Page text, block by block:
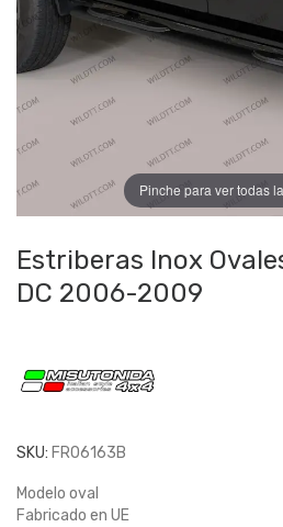
Pinche para ver todas
Estriberas Inox
DC 2006-2009
SKU: FR06163B
Modelo oval
Fabricado en UE